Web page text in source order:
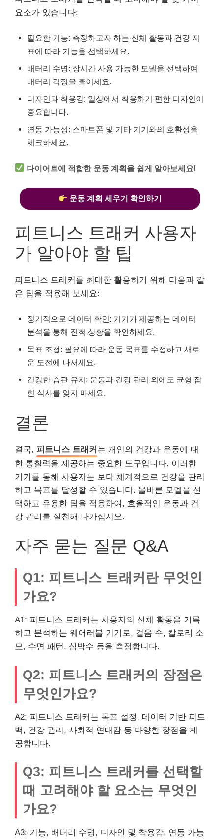
요소가 있습니다:
필요한 기능: 측정하고자 하는 신체 활동과 건강 지
표에 따라 기능을 선택하세요.
배터리 수명: 장시간 사용 가능한 모델을 선택하여
배터리 걱정을 줄이세요.
디자인과 착용감: 일상에서 착용하기 편한 디자인이
중요합니다.
연동 가능성: 스마트폰 및 기타 기기와의 호환성을
체크하세요.
다이어트에 적합한 운동 계획을 쉽게 알아보세요!
운동 계획 세우기 확인하기
피트니스 트래커 사용자
가 알아야 할 팁
피트니스 트래커를 최대한 활용하기 위해 다음과 같
은 팁을 적용해 보세요:
정기적으로 데이터 확인: 기기가 제공하는 데이터
분석을 통해 진척 상황을 확인하세요.
목표 조정: 필요에 따라 운동 목표를 수정하고 새로
운 도전에 나서세요.
건강한 습관 유지: 운동과 건강 관리 외에도 균형 잡
힌 식사를 잊지 마세요.
결론
결국, 피트니스 트래커 는 개인의 건강과 운동에 대
한 통찰력을 제공하는 중요한 도구입니다. 이러한
기기를 통해 사용자는 보다 체계적으로 건강을 관리
하고 목표를 달성할 수 있습니다. 올바른 모델을 선
택하고 유용한 팁을 적용하여, 효율적인 운동과 건
강 관리를 실천해 나가십시오.
자주 묻는 질문 Q&A
Q1: 피트니스 트래커란 무엇인
가요?
A1: 피트니스 트래커는 사용자의 신체 활동을 기록
하고 분석하는 웨어러블 기기로, 걸음 수, 칼로리 소
모, 수면 패턴, 심박수 등을 측정합니다.
Q2: 피트니스 트래커의 장점은
무엇인가요?
A2: 피트니스 트래커는 목표 설정, 데이터 기반 피드
백, 건강 관리, 사회적 연대감 등 다양한 장점을 제
공합니다.
Q3: 피트니스 트래커를 선택할
때 고려해야 할 요소는 무엇인
가요?
A3: 기능, 배터리 수명, 디자인 및 착용감, 연동 가능